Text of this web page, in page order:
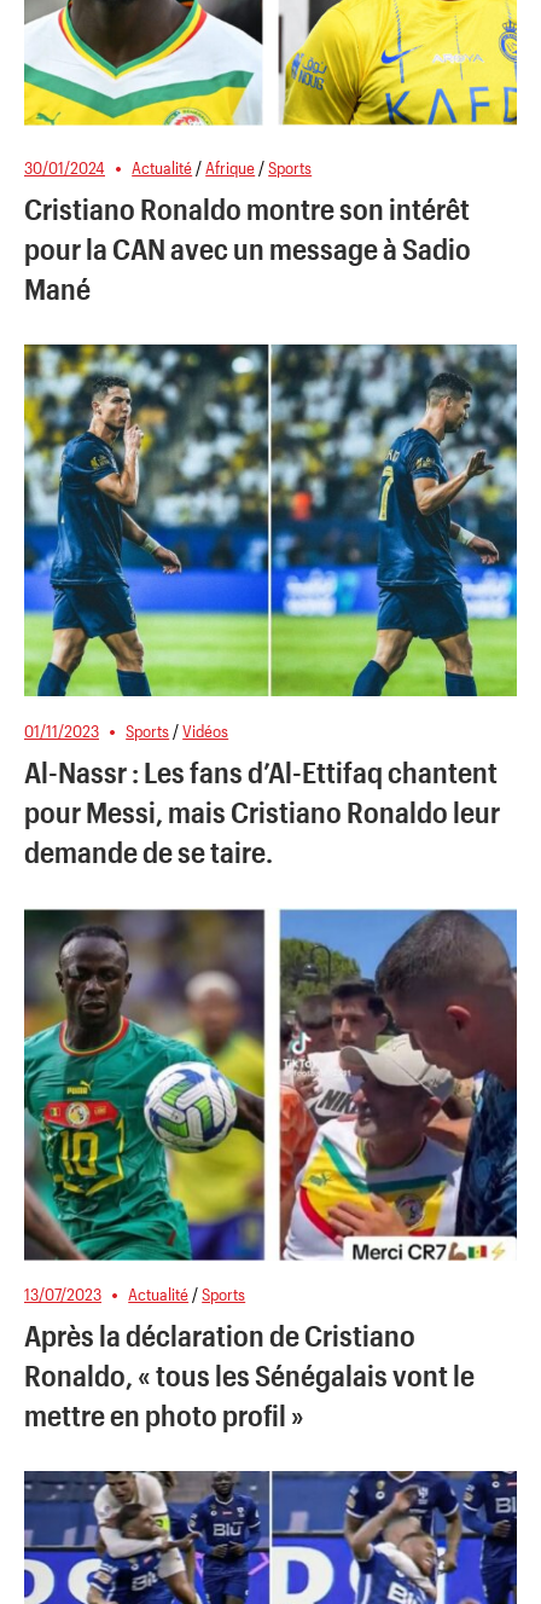
30/01/2024 Actualité /Afrique /Sports
Cristiano Ronaldo montre son intérêt
pour la CAN avec un message à Sadio
Mané
01/11/2023 Sports /Vidéos
Al-Nassr : Les fans d’Al-Ettifaq chantent
pour Messi, mais Cristiano Ronaldo leur
demande de se taire.
13/07/2023 Actualité /Sports
Après la déclaration de Cristiano
Ronaldo, « tous les Sénégalais vont le
mettre en photo profil »